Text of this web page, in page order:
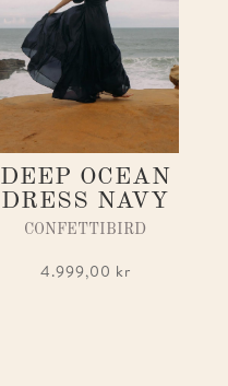
DEEP OCEAN
DRESS NAVY
CONFETTIBIRD
4.999,00 kr